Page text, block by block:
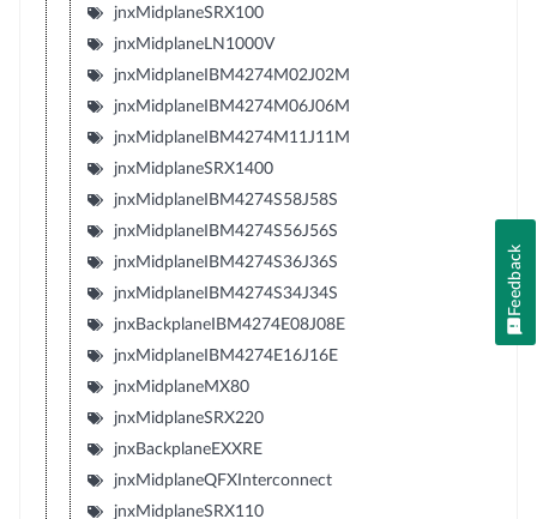
jnxMidplaneSRX100
jnxMidplaneLN1000V
jnxMidplaneIBM4274M02J02M
jnxMidplaneIBM4274M06J06M
jnxMidplaneIBM4274M11J11M
jnxMidplaneSRX1400
jnxMidplaneIBM4274S58J58S
jnxMidplaneIBM4274S56J56S
jnxMidplaneIBM4274S36J36S
jnxMidplaneIBM4274S34J34S
jnxBackplaneIBM4274E08J08E
jnxMidplaneIBM4274E16J16E
jnxMidplaneMX80
jnxMidplaneSRX220
jnxBackplaneEXXRE
jnxMidplaneQFXInterconnect
jnxMidplaneSRX110
Feedback